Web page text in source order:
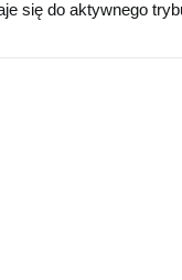
się do aktywnego